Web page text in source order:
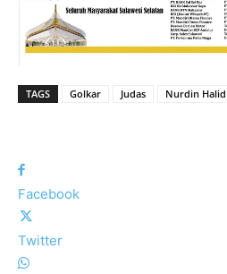
TAGS Golkar Judas Nurdin Halid
Facebook
Twitter